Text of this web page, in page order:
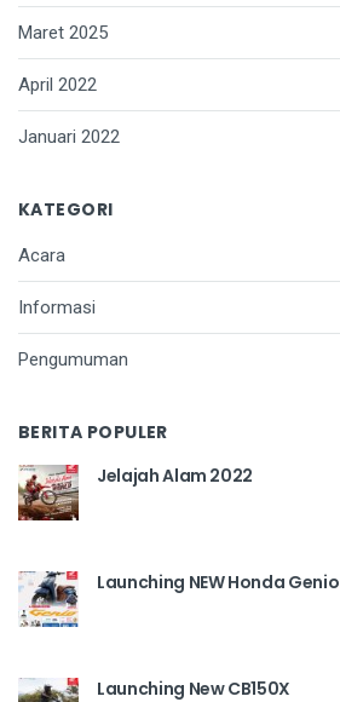
Maret 2025
April 2022
Januari 2022
KATEGORI
Acara
Informasi
Pengumuman
BERITA POPULER
Jelajah Alam 2022
Launching NEW Honda Genio
Launching New CB150X